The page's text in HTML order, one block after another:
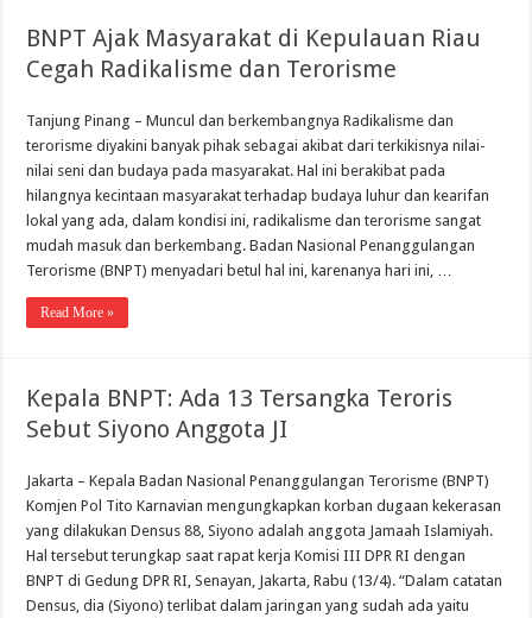
BNPT Ajak Masyarakat di Kepulauan Riau
Cegah Radikalisme dan Terorisme
Tanjung Pinang – Muncul dan berkembangnya Radikalisme dan
terorisme diyakini banyak pihak sebagai akibat dari terkikisnya nilai-
nilai seni dan budaya pada masyarakat. Hal ini berakibat pada
hilangnya kecintaan masyarakat terhadap budaya luhur dan kearifan
lokal yang ada, dalam kondisi ini, radikalisme dan terorisme sangat
mudah masuk dan berkembang. Badan Nasional Penanggulangan
Terorisme (BNPT) menyadari betul hal ini, karenanya hari ini, …
Read More »
Kepala BNPT: Ada 13 Tersangka Teroris
Sebut Siyono Anggota JI
Jakarta – Kepala Badan Nasional Penanggulangan Terorisme (BNPT)
Komjen Pol Tito Karnavian mengungkapkan korban dugaan kekerasan
yang dilakukan Densus 88, Siyono adalah anggota Jamaah Islamiyah.
Hal tersebut terungkap saat rapat kerja Komisi III DPR RI dengan
BNPT di Gedung DPR RI, Senayan, Jakarta, Rabu (13/4). “Dalam catatan
Densus, dia (Siyono) terlibat dalam jaringan yang sudah ada yaitu